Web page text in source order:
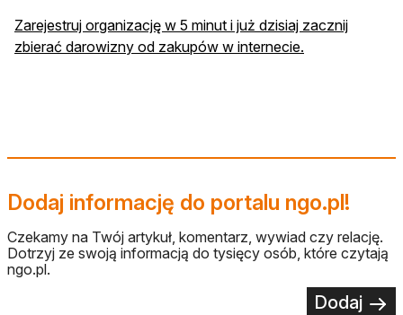
Zarejestruj organizację w 5 minut i już dzisiaj zacznij
zbierać darowizny od zakupów w internecie.
Dodaj informację do portalu ngo.pl!
Czekamy na Twój artykuł, komentarz, wywiad czy relację.
Dotrzyj ze swoją informacją do tysięcy osób, które czytają
ngo.pl.
Dodaj